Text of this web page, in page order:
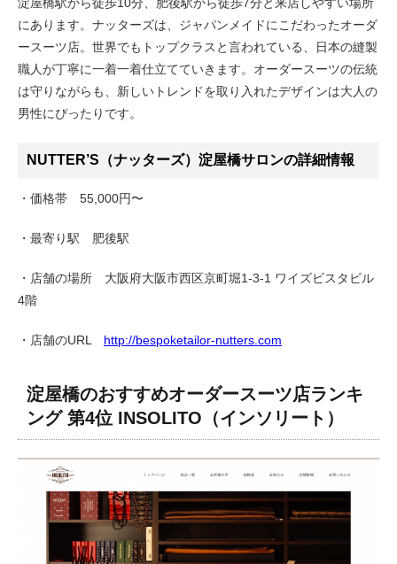
にあります。ナッターズは、ジャパンメイドにこだわったオーダ
ースーツ店。世界でもトップクラスと言われている、日本の縫製
職人が丁寧に一着一着仕立てていきます。オーダースーツの伝統
は守りながらも、新しいトレンドを取り入れたデザインは大人の
男性にぴったりです。
NUTTER’S（ナッターズ）淀屋橋サロンの詳細情報
・価格帯 55,000円〜
・最寄り駅 肥後駅
・店舗の場所 大阪府大阪市西区京町堀1-3-1 ワイズビスタビル
4階
・店舗のURL http://bespoketailor-nutters.com
淀屋橋のおすすめオーダースーツ店ランキ
ング 第4位 INSOLITO（インソリート）